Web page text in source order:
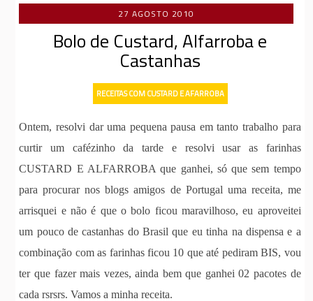
27 AGOSTO 2010
Bolo de Custard, Alfarroba e
Castanhas
RECEITAS COM CUSTARD E AFARROBA
Ontem, resolvi dar uma pequena pausa em tanto trabalho para
curtir um cafézinho da tarde e resolvi usar as farinhas
CUSTARD E ALFARROBA que ganhei, só que sem tempo
para procurar nos blogs amigos de Portugal uma receita, me
arrisquei e não é que o bolo ficou maravilhoso, eu aproveitei
um pouco de castanhas do Brasil que eu tinha na dispensa e a
combinação com as farinhas ficou 10 que até pediram BIS, vou
ter que fazer mais vezes, ainda bem que ganhei 02 pacotes de
cada rsrsrs. Vamos a minha receita.